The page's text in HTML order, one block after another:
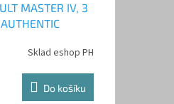
MASTER IV, 3
Sklad eshop PH
Do košíku